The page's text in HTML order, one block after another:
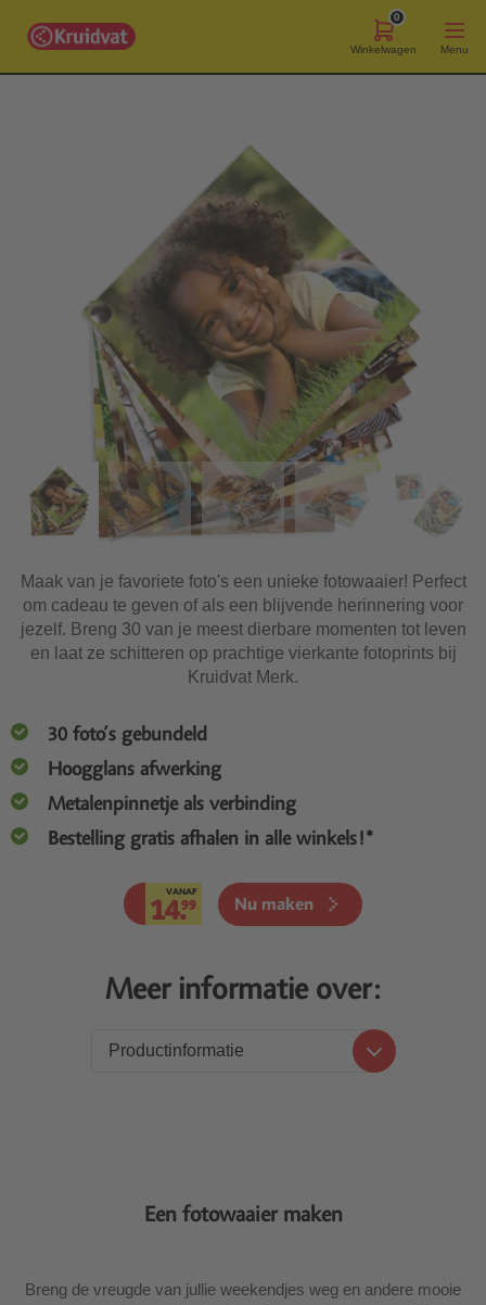
0
Winkelwagen Menu
Maak van je favoriete foto's een unieke fotowaaier! Perfect
om cadeau te geven of als een blijvende herinnering voor
jezelf. Breng 30 van je meest dierbare momenten tot leven
en laat ze schitteren op prachtige vierkante fotoprints bij
Kruidvat Merk.
30 foto’s gebundeld
Hoogglans afwerking
Metalenpinnetje als verbinding
Bestelling gratis afhalen in alle winkels!*
VANAF
14.99 Nu maken
Meer informatie over:
Productinformatie
Een fotowaaier maken
Breng de vreugde van jullie weekendjes weg en andere mooie